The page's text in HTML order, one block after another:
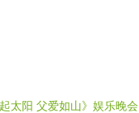
《欢乐的跳吧》
爱 平静
太阳 父爱如山》娱乐晚会